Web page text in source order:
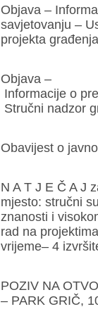
Objava –
savjetovanju –
projekta građenja
Objava –
Informacije o
Stručni nadzor
Obavijest o
N A T J E Č A J
mjesto: stručni
znanosti i
rad na
vrijeme– 4
POZIV NA
– PARK GRIČ,